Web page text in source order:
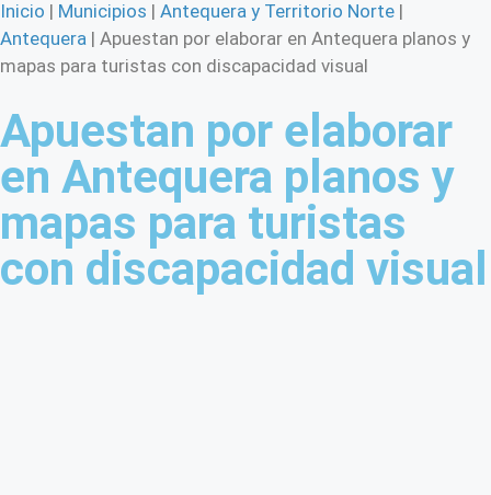
Inicio | Municipios | Antequera y Territorio Norte |
Antequera | Apuestan por elaborar en Antequera planos y
mapas para turistas con discapacidad visual
Apuestan por elaborar
en Antequera planos y
mapas para turistas
con discapacidad visual